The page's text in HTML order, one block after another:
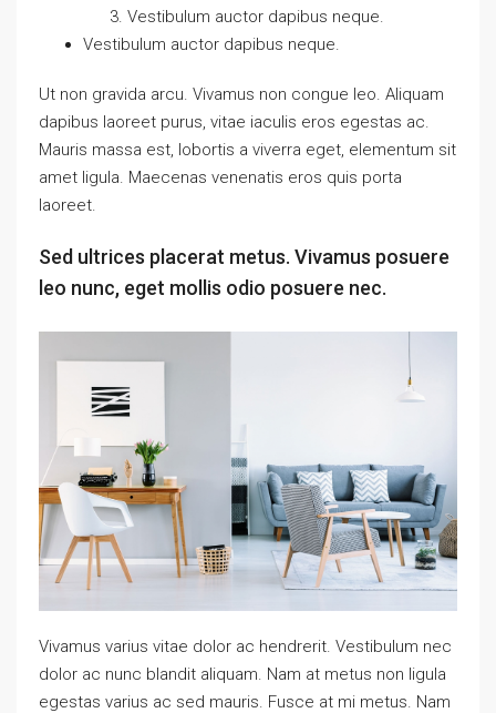
Vestibulum auctor dapibus neque.
Vestibulum auctor dapibus neque.
Ut non gravida arcu. Vivamus non congue leo. Aliquam
dapibus laoreet purus, vitae iaculis eros egestas ac.
Mauris massa est, lobortis a viverra eget, elementum sit
amet ligula. Maecenas venenatis eros quis porta
laoreet.
Sed ultrices placerat metus. Vivamus posuere
leo nunc, eget mollis odio posuere nec.
Vivamus varius vitae dolor ac hendrerit. Vestibulum nec
dolor ac nunc blandit aliquam. Nam at metus non ligula
egestas varius ac sed mauris. Fusce at mi metus. Nam